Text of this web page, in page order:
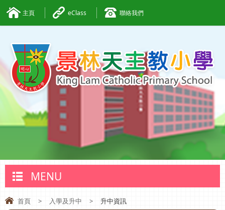
主頁 eClass 聯絡我們
MENU
首頁 > 入學及升中 > 升中資訊